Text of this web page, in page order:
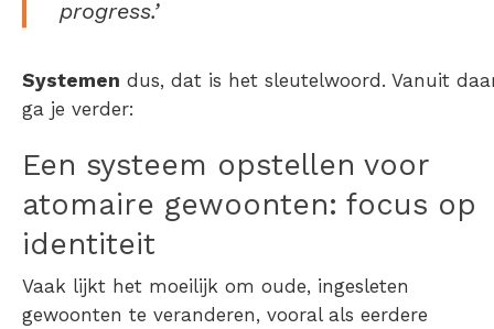
progress.’
Systemen dus, dat is het sleutelwoord. Vanuit
ga je verder:
Een systeem opstellen voor
atomaire gewoonten: focus op
identiteit
Vaak lijkt het moeilijk om oude, ingesleten
gewoonten te veranderen, vooral als eerdere